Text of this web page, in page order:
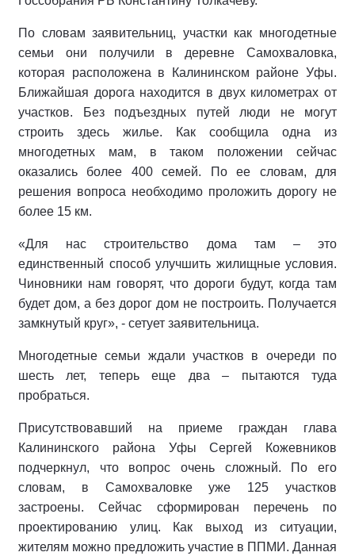
По словам заявительниц, участки как многодетные
семьи они получили в деревне Самохваловка,
которая расположена в Калининском районе Уфы.
Ближайшая дорога находится в двух километрах от
участков. Без подъездных путей люди не могут
строить здесь жилье. Как сообщила одна из
многодетных мам, в таком положении сейчас
оказались более 400 семей. По ее словам, для
решения вопроса необходимо проложить дорогу не
более 15 км.
«Для нас строительство дома там – это
единственный способ улучшить жилищные условия.
Чиновники нам говорят, что дороги будут, когда там
будет дом, а без дорог дом не построить. Получается
замкнутый круг», - сетует заявительница.
Многодетные семьи ждали участков в очереди по
шесть лет, теперь еще два – пытаются туда
пробраться.
Присутствовавший на приеме граждан глава
Калининского района Уфы Сергей Кожевников
подчеркнул, что вопрос очень сложный. По его
словам, в Самохваловке уже 125 участков
застроены. Сейчас сформирован перечень по
проектированию улиц. Как выход из ситуации,
жителям можно предложить участие в ППМИ. Данная